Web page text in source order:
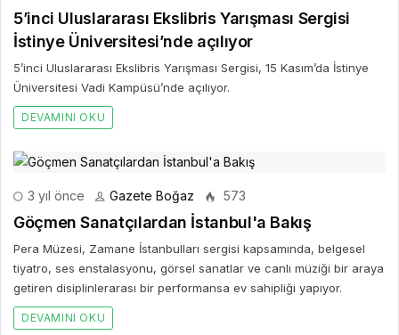
5’inci Uluslararası Ekslibris Yarışması Sergisi
İstinye Üniversitesi’nde açılıyor
5’inci Uluslararası Ekslibris Yarışması Sergisi, 15 Kasım’da İstinye
Üniversitesi Vadi Kampüsü’nde açılıyor.
DEVAMINI OKU
3 yıl önce Gazete Boğaz 573
Göçmen Sanatçılardan İstanbul'a Bakış
Pera Müzesi, Zamane İstanbulları sergisi kapsamında, belgesel
tiyatro, ses enstalasyonu, görsel sanatlar ve canlı müziği bir araya
getiren disiplinlerarası bir performansa ev sahipliği yapıyor.
DEVAMINI OKU